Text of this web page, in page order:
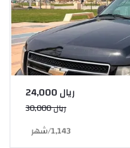
ريال 24,000
ريال 30,000
1,143
/شهر